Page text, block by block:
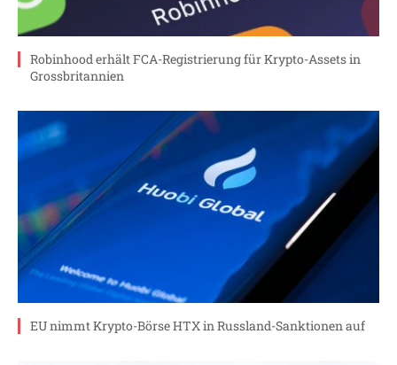
Robinhood erhält FCA-Registrierung für Krypto-Assets in
Grossbritannien
EU nimmt Krypto-Börse HTX in Russland-Sanktionen auf